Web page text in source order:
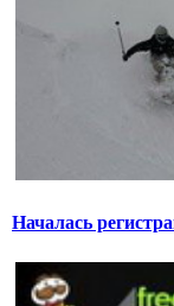
Началась